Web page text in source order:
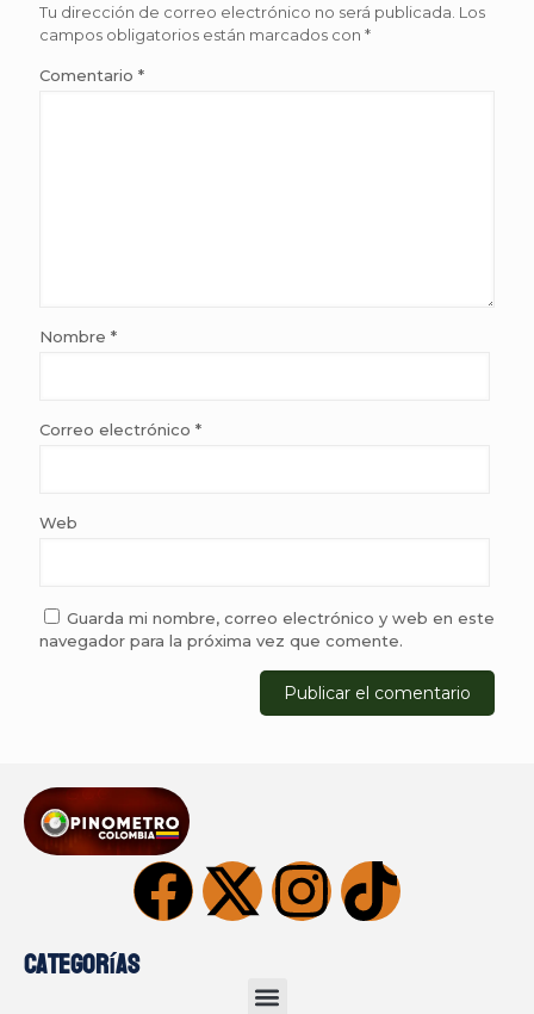
Tu dirección de correo electrónico no será publicada. Los
campos obligatorios están marcados con *
Comentario *
Nombre *
Correo electrónico *
Web
Guarda mi nombre, correo electrónico y web en este
navegador para la próxima vez que comente.
Categorías